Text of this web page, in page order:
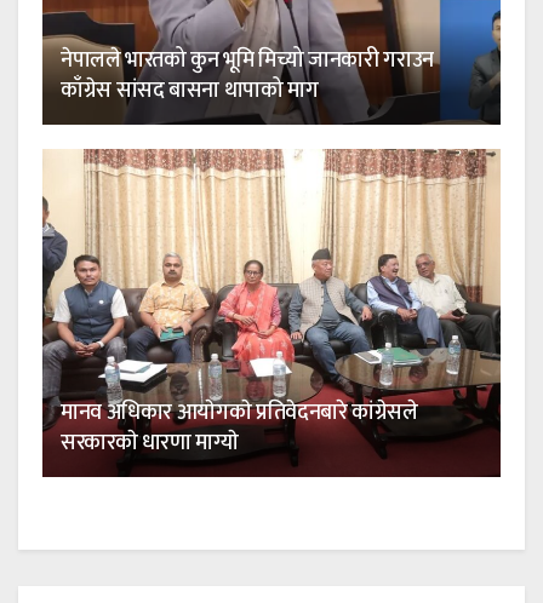
नेपालले भारतको कुन भूमि मिच्यो जानकारी गराउन
काँग्रेस सांसद बासना थापाको माग
मानव अधिकार आयाेगकाे प्रतिवेदनबारे कांग्रेसले
सरकारकाे धारणा माग्याे